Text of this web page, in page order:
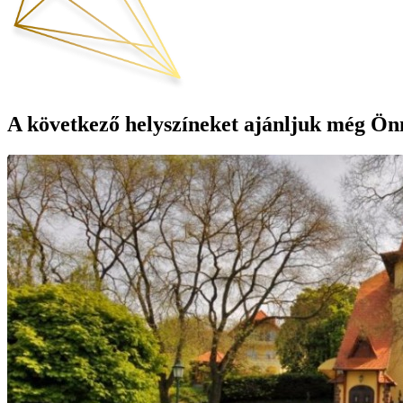
A következő helyszíneket ajánljuk még